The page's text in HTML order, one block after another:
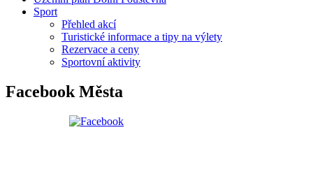
Sport
Přehled akcí
Turistické informace a tipy na výlety
Rezervace a ceny
Sportovní aktivity
Facebook Města